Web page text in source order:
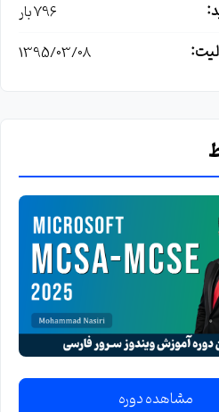
796 بار
1395/03/08
مشاهده دوره